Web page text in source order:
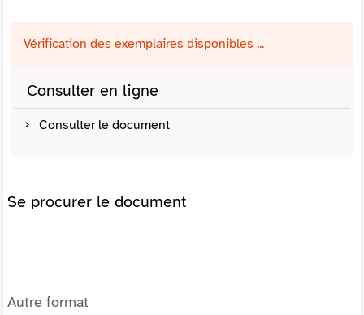
Vérification des exemplaires disponibles ...
Consulter en ligne
Consulter le document
Se procurer le document
Autre format